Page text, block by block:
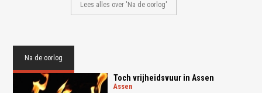
Lees alles over 'Na de oorlog'
Na de oorlog
Toch vrijheidsvuur in Assen
assen